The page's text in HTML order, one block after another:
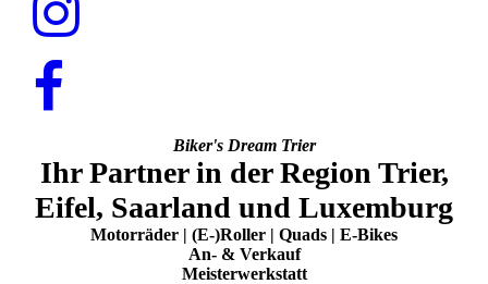
Biker's Dream Trier
Ihr Partner in der Region Trier,
Eifel, Saarland und Luxemburg
Motorräder | (E-)Roller | Quads | E-Bikes
An- & Verkauf
Meisterwerkstatt